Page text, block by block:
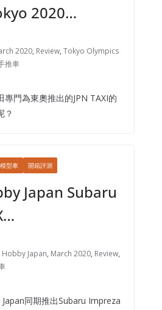
2020…
2020, Review, Tokyo Olympics
推車
門為東奧推出的JPN TAXI的
？
模型車 開箱評測
Japan Subaru
Hobby Japan, March 2020, Review,
同期推出Subaru Impreza